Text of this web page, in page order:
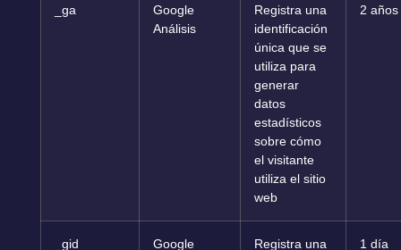
_ga
Google
Análisis
Registra una
identificación
única que se
utiliza para
generar
datos
estadísticos
sobre cómo
el visitante
utiliza el sitio
web
2 años
_gid
Google
Registra una
1 día